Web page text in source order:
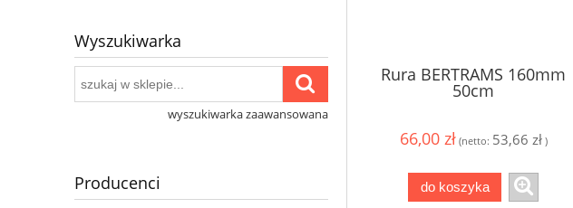
Wyszukiwarka
wyszukiwarka zaawansowana
Producenci
Rura BERTRAMS 160mm
50cm
66,00 zł (netto: 53,66 zł)
do koszyka